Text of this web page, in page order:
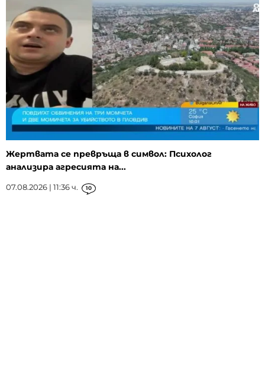
Жертвата се превръща в символ: Психолог
анализира агресията на...
07.08.2026 | 11:36 ч. 10